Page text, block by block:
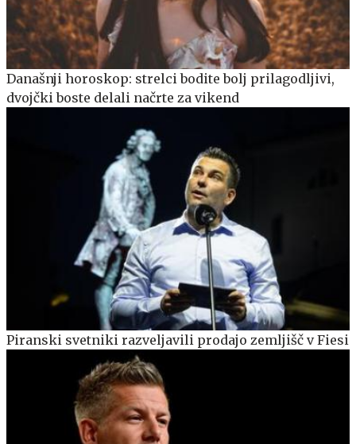
Današnji horoskop: strelci bodite bolj prilagodljivi,
dvojčki boste delali načrte za vikend
Piranski svetniki razveljavili prodajo zemljišč v Fiesi